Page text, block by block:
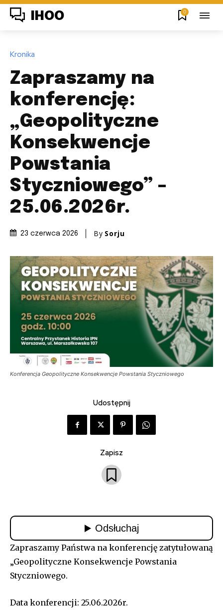
IHOO 0
Kronika
Zapraszamy na
konferencję:
„Geopolityczne
Konsekwencje
Powstania
Styczniowego” –
25.06.2026r.
23 czerwca 2026 By Sorju
Konferencja Geopolityczne Konsekwencje Powstania Styczniowego
Udostępnij
Zapisz
Zapraszamy Państwa na konferencję zatytułowaną
„Geopolityczne Konsekwencje Powstania
Styczniowego.
Data konferencji: 25.06.2026r.